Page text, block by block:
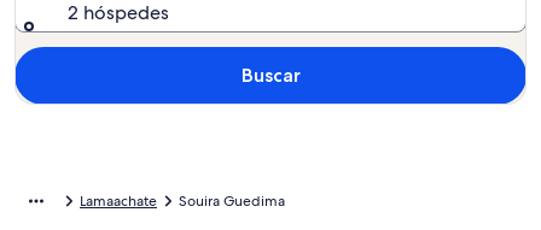
2 hóspedes
Buscar
Lamaachate Souira Guedima